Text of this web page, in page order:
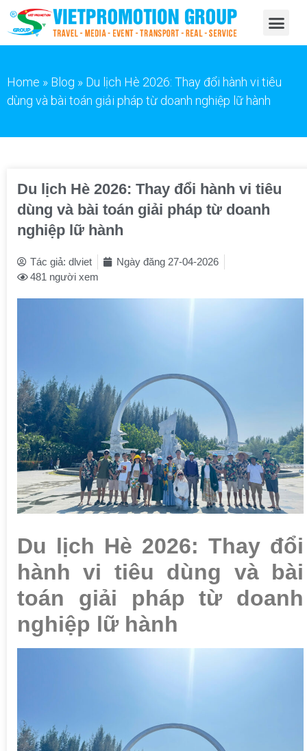
Home » Blog » Du lịch Hè 2026: Thay đổi hành vi tiêu
dùng và bài toán giải pháp từ doanh nghiệp lữ hành
Du lịch Hè 2026: Thay đổi hành vi tiêu
dùng và bài toán giải pháp từ doanh
nghiệp lữ hành
Tác giả: dlviet Ngày đăng 27-04-2026
481 người xem
Du lịch Hè 2026: Thay đổi
hành vi tiêu dùng và bài
toán giải pháp từ doanh
nghiệp lữ hành